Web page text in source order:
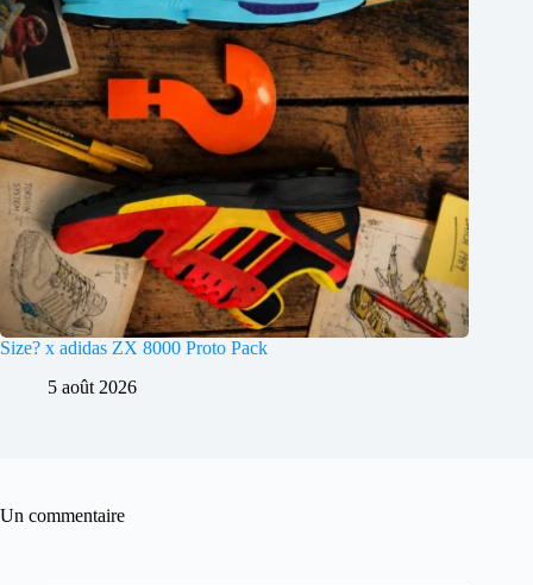
Size? x adidas ZX 8000 Proto Pack
5 août 2026
Un commentaire